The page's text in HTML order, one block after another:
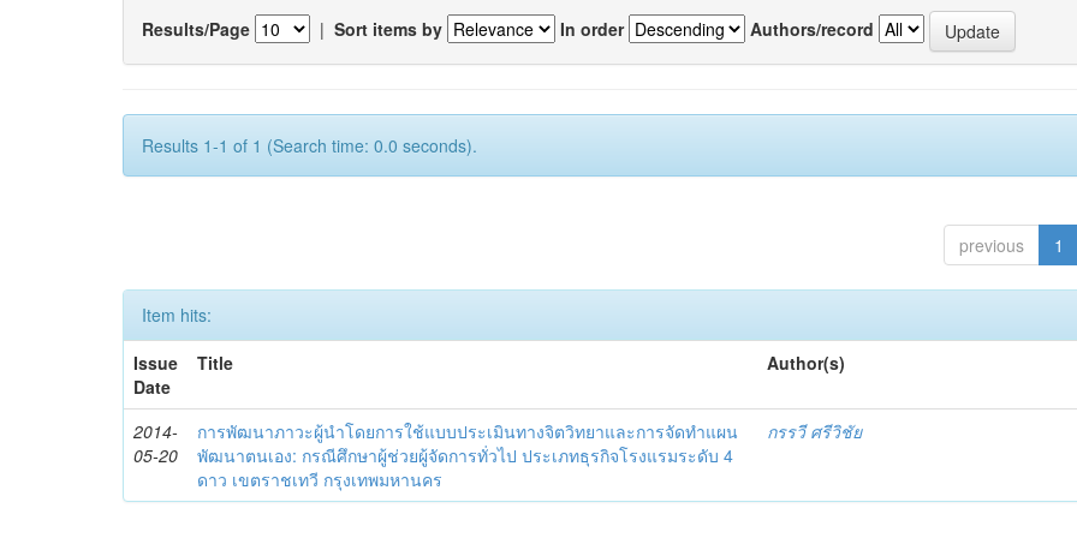
Results/Page | Sort items by In order Authors/record
Results 1-1 of 1 (Search time: 0.0 seconds).
previous 1
Item hits:
Issue
Date
Title Author(s)
2014-
05-20
การพัฒนาภาวะผู้นำโดยการใช้แบบประเมินทางจิตวิทยาและการจัดทำแผน
พัฒนาตนเอง: กรณีศึกษาผู้ช่วยผู้จัดการทั่วไป ประเภทธุรกิจโรงแรมระดับ 4
ดาว เขตราชเทวี กรุงเทพมหานคร
กรรวี ศรีวิชัย